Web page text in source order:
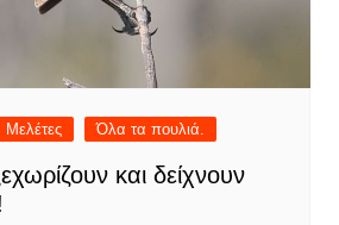
Μελέτες Όλα τα πουλιά.
και δείχνουν